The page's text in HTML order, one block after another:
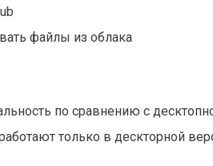
файлы из облака
по сравнению с
только в дескторной